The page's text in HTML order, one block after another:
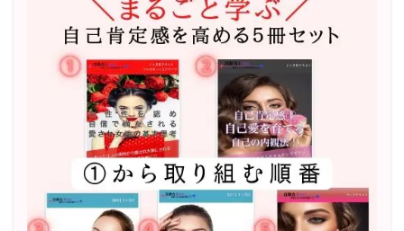
2022年2月〜6月 男性心理グループレッスン 20名様
20年8月〜25年3月 少人数制６ヶ月フルサポート 累計
71名 随時満席
2019年6月 恋愛コーチとして活動を開始